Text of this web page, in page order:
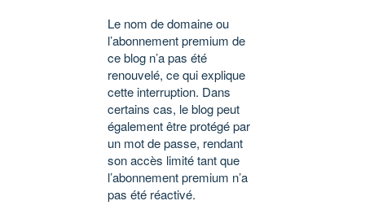
Le nom de domaine ou
l’abonnement premium de
ce blog n’a pas été
renouvelé, ce qui explique
cette interruption. Dans
certains cas, le blog peut
également être protégé par
un mot de passe, rendant
son accès limité tant que
l’abonnement premium n’a
pas été réactivé.